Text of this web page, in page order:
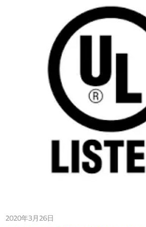
2020年3月26日